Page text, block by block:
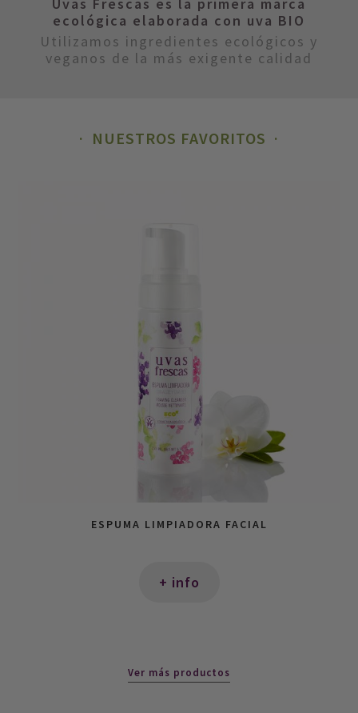
COMPRAR PRODUCTOS
COMPRAR PRODUCTOS
COMPRAR PRODUCTOS
ecológica elaborada con uva BIO
Utilizamos ingredientes ecológicos y
veganos de la más exigente calidad
NUESTROS FAVORITOS
ESPUMA LIMPIADORA FACIAL
+ info
Ver más productos